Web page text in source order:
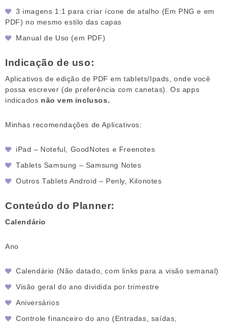
3 imagens 1:1 para criar ícone de atalho (Em PNG e em
PDF) no mesmo estilo das capas
Manual de Uso (em PDF)
Indicação de uso:
Aplicativos de edição de PDF em tablets/Ipads, onde você
possa escrever (de preferência com canetas). Os apps
indicados não vem inclusos.
Minhas recomendações de Aplicativos:
iPad – Noteful, GoodNotes e Freenotes
Tablets Samsung – Samsung Notes
Outros Tablets Android – Penly, Kilonotes
Conteúdo do Planner:
Calendário
Ano
Calendário (Não datado, com links para a visão semanal)
Visão geral do ano dividida por trimestre
Aniversários
Controle financeiro do ano (Entradas, saídas,